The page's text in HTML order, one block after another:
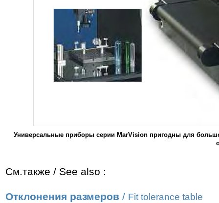
Универсальные приборы серии MarVision пригодны для
См.также / See also :
Отклонения размеров / Fit tolerance table